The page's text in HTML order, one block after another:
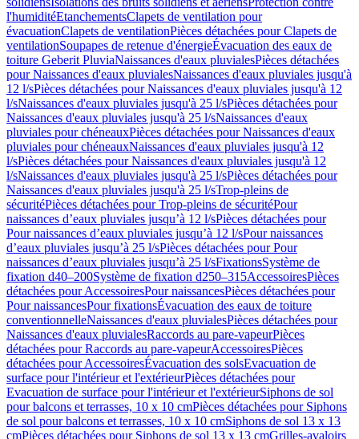
l'humiditéEtanchementsClapets de ventilation pour
évacuationClapets de ventilationPièces détachées pour Clapets de
ventilationSoupapes de retenue d'énergieÉvacuation des eaux de
toiture Geberit PluviaNaissances d'eaux pluvialesPièces détachées
pour Naissances d'eaux pluvialesNaissances d'eaux pluviales jusqu'à
12 l/sPièces détachées pour Naissances d'eaux pluviales jusqu'à 12
l/sNaissances d'eaux pluviales jusqu'à 25 l/sPièces détachées pour
Naissances d'eaux pluviales jusqu'à 25 l/sNaissances d'eaux
pluviales pour chéneauxPièces détachées pour Naissances d'eaux
pluviales pour chéneauxNaissances d'eaux pluviales jusqu'à 12
l/sPièces détachées pour Naissances d'eaux pluviales jusqu'à 12
l/sNaissances d'eaux pluviales jusqu'à 25 l/sPièces détachées pour
Naissances d'eaux pluviales jusqu'à 25 l/sTrop-pleins de
sécuritéPièces détachées pour Trop-pleins de sécuritéPour
naissances d’eaux pluviales jusqu’à 12 l/sPièces détachées pour
Pour naissances d’eaux pluviales jusqu’à 12 l/sPour naissances
d’eaux pluviales jusqu’à 25 l/sPièces détachées pour Pour
naissances d’eaux pluviales jusqu’à 25 l/sFixationsSystème de
fixation d40–200Système de fixation d250–315AccessoiresPièces
détachées pour AccessoiresPour naissancesPièces détachées pour
Pour naissancesPour fixationsÉvacuation des eaux de toiture
conventionnelleNaissances d'eaux pluvialesPièces détachées pour
Naissances d'eaux pluvialesRaccords au pare-vapeurPièces
détachées pour Raccords au pare-vapeurAccessoiresPièces
détachées pour AccessoiresÉvacuation des solsEvacuation de
surface pour l'intérieur et l'extérieurPièces détachées pour
Evacuation de surface pour l'intérieur et l'extérieurSiphons de sol
pour balcons et terrasses, 10 x 10 cmPièces détachées pour Siphons
de sol pour balcons et terrasses, 10 x 10 cmSiphons de sol 13 x 13
cmPièces détachées pour Siphons de sol 13 x 13 cmGrilles-avaloirs